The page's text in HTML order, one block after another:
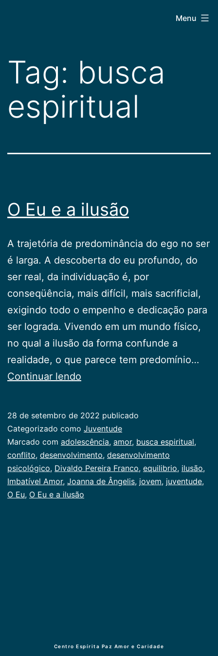
conteúdo
Menu
Tag: busca
espiritu­al
O Eu e a ilusão
A trajetória de predominância do ego no ser
é lar­ga. A descoberta do eu profundo, do
ser real, da indivi­duação é, por
conseqüência, mais difícil, mais sacrificial,
exigindo todo o empenho e dedicação para
ser lo­grada. Vivendo em um mundo físico,
no qual a ilusão da forma confunde a
realidade, o que parece tem predo­mínio…
Continuar lendo
ilusão
28 de setembro de 2022 publicado
Categorizado como Juventude
Marcado com adolescência, amor, busca espiritu­al,
conflito, desenvolvimento, desenvolvi­mento
psicológico, Divaldo Pereira Franco, equilibrio, ilusão,
Imbatível Amor, Joanna de Ângelis, jovem, juventude,
O Eu, O Eu e a ilusão
Centro Espírita Paz Amor e Caridade